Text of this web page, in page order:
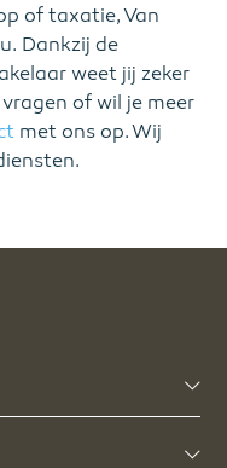
of taxatie, Van
Dankzij de
weet jij zeker
of wil je meer
met ons op. Wij